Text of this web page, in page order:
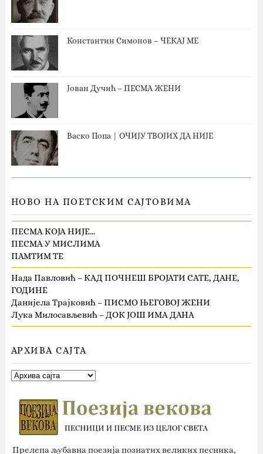
Константин Симонов – ЧЕКАЈ МЕ
Јован Дучић – ПЕСМА ЖЕНИ
Васко Попа | ОЧИЈУ ТВОЈИХ ДА НИЈЕ
НОВО НА ПОЕТСКИМ САЈТОВИМА
ПЕСМА КОЈА НИЈЕ…
ПЕСМА У МИСЛИМА
ПАМТИМ ТЕ
Нада Павловић – КАД ПОЧНЕШ БРОЈАТИ САТЕ, ДАНЕ,
ГОДИНЕ
Данијела Трајковић – ПИСМО ЊЕГОВОЈ ЖЕНИ
Лука Милосављевић – ДОК ЈОШ ИМА ДАНА
АРХИВА САЈТА
Прелепа љубавна поезија познатих великих песника,